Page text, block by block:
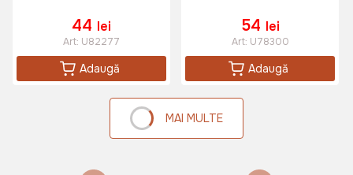
44 lei
Art: U82277
Adaugă
54 lei
Art: U78300
Adaugă
MAI MULTE